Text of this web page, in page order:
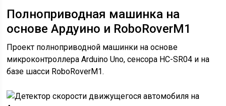
Полноприводная машинка на
основе Ардуино и RoboRoverM1
Проект полноприводной машинки на основе
микроконтроллера Arduino Uno, сенсора HC-SR04 и на
базе шасси RoboRoverM1.